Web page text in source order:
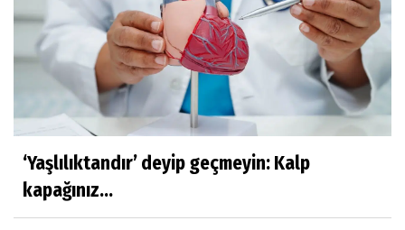
‘Yaşlılıktandır’ deyip geçmeyin: Kalp
kapağınız...